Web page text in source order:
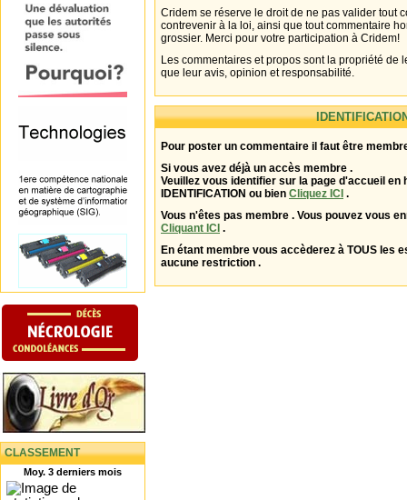
CLASSEMENT
Moy. 3 derniers mois
Cridem se réserve le droit de ne pas valider tout
contrevenir à la loi, ainsi que tout commentaire
grossier. Merci pour votre participation à Cridem!
Les commentaires et propos sont la propriété de
que leur avis, opinion et responsabilité.
Pour poster un commentaire il faut être
Si vous avez déjà un accès membre .
Veuillez vous identifier sur la page d'accueil en
IDENTIFICATION ou bien Cliquez ICI .
Vous n'êtes pas membre . Vous pouvez vous
Cliquant ICI .
En étant membre vous accèderez à TOUS les
aucune restriction .